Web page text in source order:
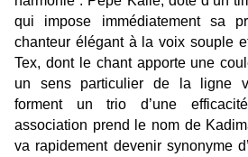
qui impose immédiatement sa
chanteur élégant à la voix souple
Tex, dont le chant apporte une
un sens particulier de la ligne
forment un trio d’une
association prend le nom de
va rapidement devenir synonyme